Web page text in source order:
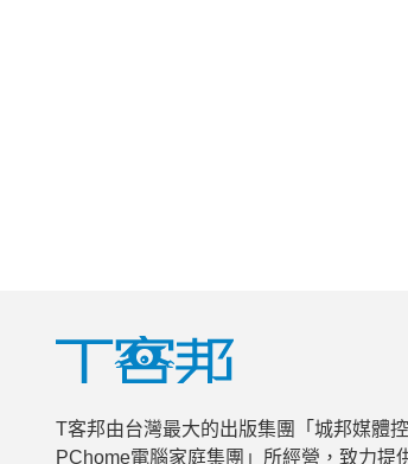
T客邦由台灣最大的出版集團「城邦媒體
PChome電腦家庭集團」所經營，致力提